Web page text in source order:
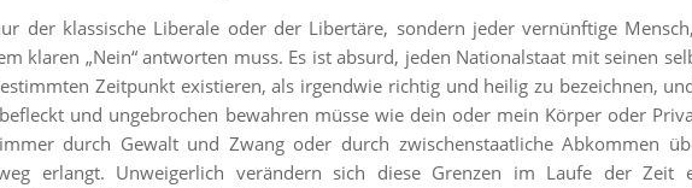
der klassische Liberale oder der Libertäre, sondern jeder vernünftige
klaren „Nein“ antworten muss. Es ist absurd, jeden Nationalstaat mit seinen
Zeitpunkt existieren, als irgendwie richtig und heilig zu bezeichnen,
und ungebrochen bewahren müsse wie dein oder mein Körper oder
durch Gewalt und Zwang oder durch zwischenstaatliche Abkommen
erlangt. Unweigerlich verändern sich diese Grenzen im Laufe der Zeit